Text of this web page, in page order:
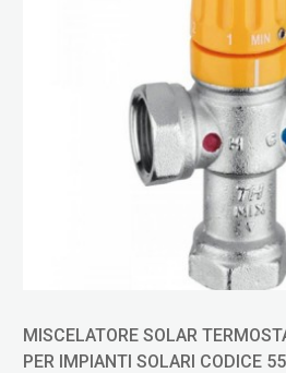
MISCELATORE SOLAR
PER IMPIANTI SOLARI CODICE